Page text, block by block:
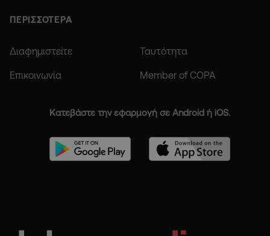
ΠΕΡΙΣΣΟΤΕΡΑ
Διαφημιστείτε Ταυτότητα
Επικοινωνία Member of COPA
Κατεβάστε την εφαρμογή σε Android ή iOS.